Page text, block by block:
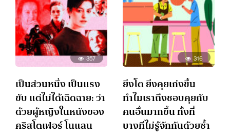
357
เป็นส่วนหนึ่ง เป็นแรง
ขับ แต่ไม่ได้เฉิดฉาย: ว่า
ด้วยผู้หญิงในหนังของ
คริสโตเฟอร์ โนแลน
316
ยิ่งโต ยิ่งคุยเก่งขึ้น
ทำไมเราถึงชอบคุยกับ
คนอื่นมากขึ้น ทั้งที่
บางทีไม่รู้จักกันด้วยซ้ำ